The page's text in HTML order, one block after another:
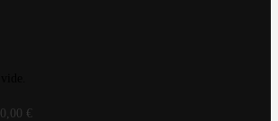
0,00 €